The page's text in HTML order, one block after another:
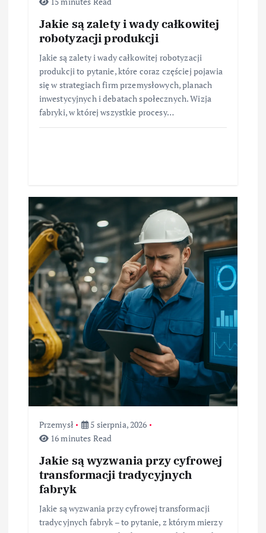
Jakie są zalety i wady całkowitej
robotyzacji produkcji
Jakie są zalety i wady całkowitej robotyzacji
produkcji to pytanie, które coraz częściej pojawia
się w strategiach firm przemysłowych, planach
inwestycyjnych i debatach społecznych. Wizja
fabryki, w której wszystkie procesy…
Przemysł
5 sierpnia, 2026
16 minutes Read
Jakie są wyzwania przy cyfrowej
transformacji tradycyjnych
fabryk
Jakie są wyzwania przy cyfrowej transformacji
tradycyjnych fabryk – to pytanie, z którym mierzy